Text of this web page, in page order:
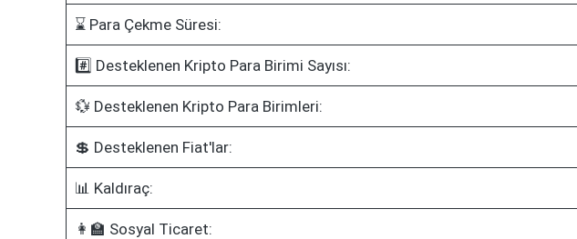
⌛ Para Çekme Süresi:
#️⃣ Desteklenen Kripto Para Birimi Sayısı:
💱 Desteklenen Kripto Para Birimleri:
💲 Desteklenen Fiat'lar:
📊 Kaldıraç:
👩‍🏫 Sosyal Ticaret: